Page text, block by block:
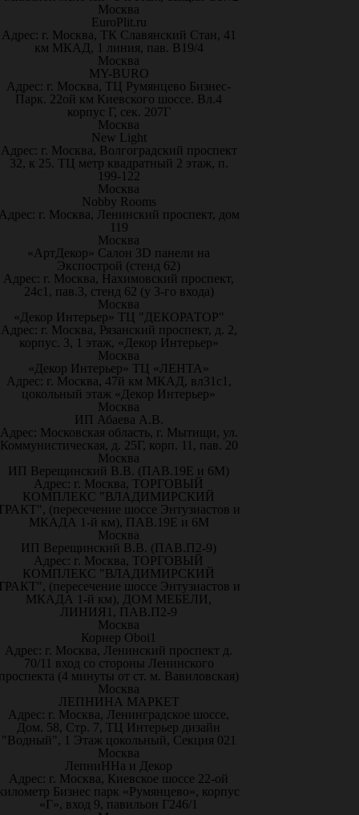
Москва
EuroPlit.ru
Адрес: г. Москва, ТК Славянский Стан, 41
км МКАД, 1 линия, пав. В19/4
Москва
MY-BURO
Адрес: г. Москва, ТЦ Румянцево Бизнес-
Парк. 22ой км Киевского шоссе. Вл.4
корпус Г, сек. 207Г
Москва
New Light
Адрес: г. Москва, Волгоградский проспект
32, к 25. ТЦ метр квадратный 2 этаж, п.
199-122
Москва
Nobby Rooms
г. Москва, Ленинский проспект, дом
119
Москва
«АртДекор» Салон 3D панели на
Экспострой (стенд 62)
Адрес: г. Москва, Нахимовский проспект,
24с1, пав.3, стенд 62 (у 3-го входа)
Москва
«Декор Интерьер» ТЦ "ДЕКОРАТОР"
Адрес: г. Москва, Рязанский проспект, д. 2,
корпус. 3, 1 этаж, «Декор Интерьер»
Москва
«Декор Интерьер» ТЦ «ЛЕНТА»
Адрес: г. Москва, 47й км МКАД, вл31с1,
цокольный этаж «Декор Интерьер»
Москва
ИП Абаева А.В.
Адрес: Московская область, г. Мытищи, ул.
Коммунистическая, д. 25Г, корп. 11, пав. 20
Москва
ИП Верещинский В.В. (ПАВ.19Е и 6М)
Адрес: г. Москва, ТОРГОВЫЙ
КОМПЛЕКС "ВЛАДИМИРСКИЙ
(пересечение шоссе Энтузиастов и
МКАДА 1-й км), ПАВ.19Е и 6М
Москва
ИП Верещинский В.В. (ПАВ.П2-9)
Адрес: г. Москва, ТОРГОВЫЙ
КОМПЛЕКС "ВЛАДИМИРСКИЙ
(пересечение шоссе Энтузиастов и
МКАДА 1-й км), ДОМ МЕБЕЛИ,
ЛИНИЯ1, ПАВ.П2-9
Москва
Корнер Oboi1
Адрес: г. Москва, Ленинский проспект д.
70/11 вход со стороны Ленинского
(4 минуты от ст. м. Вавиловская)
Москва
ЛЕПНИНА МАРКЕТ
Адрес: г. Москва, Ленинградское шоссе,
Дом. 58, Стр. 7, ТЦ Интерьер дизайн
"Водный", 1 Этаж цокольный, Секция 021
Москва
ЛепниННа и Декор
Адрес: г. Москва, Киевское шоссе 22-ой
Бизнес парк «Румянцево», корпус
«Г», вход 9, павильон Г246/1